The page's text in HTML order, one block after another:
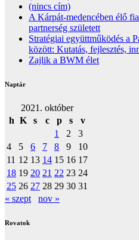
(nincs cím)
A Kárpát-medencében élő
partnerség született
Stratégiai együttműködés a
között: Kutatás, fejlesztés,
Zajlik a BWM élet
Naptár
2021. október
h K s c p s
v
1
2
3
4
5 6 7 8 9
10
11 12 13 14 15 16 17
18 19 20 21 22 23 24
25 26 27 28 29 30 31
« szept
nov »
Rovatok